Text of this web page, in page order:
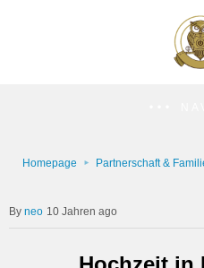
Homepage Partnerschaft &
neo 10 Jahren ago